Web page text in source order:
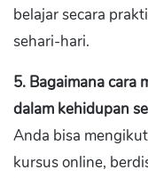
belajar secara
sehari-hari.
5. Bagaimana cara
dalam kehidupan
Anda bisa
kursus online,